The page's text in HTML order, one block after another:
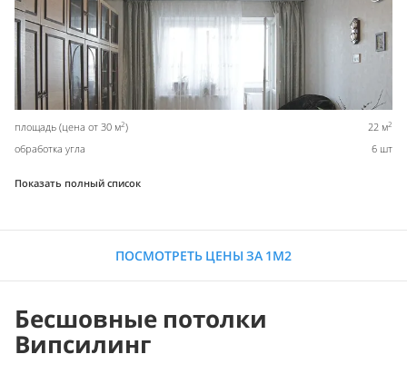
площадь (цена от 30 м2) 22 м2
обработка угла 6 шт
Показать полный список
ПОСМОТРЕТЬ ЦЕНЫ ЗА 1М2
Бесшовные потолки
Випсилинг